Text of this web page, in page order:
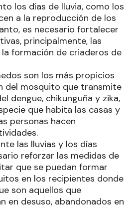
los días de lluvia, como los
a la reproducción de los
es necesario fortalecer
principalmente, las
formación de criaderos de
son los más propicios
del mosquito que transmite
dengue, chikunguña y zika,
que habita las casas y
personas hacen
las lluvias y los días
reforzar las medidas de
que se puedan formar
en los recipientes donde
son aquellos que
en desuso, abandonados en